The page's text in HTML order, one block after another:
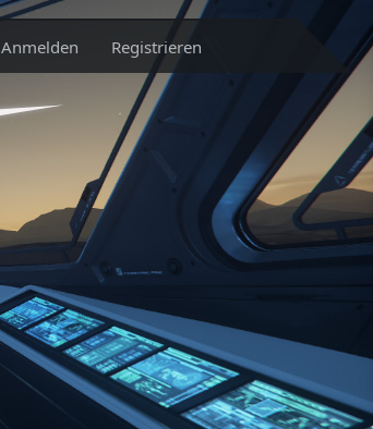
Anmelden Registrieren